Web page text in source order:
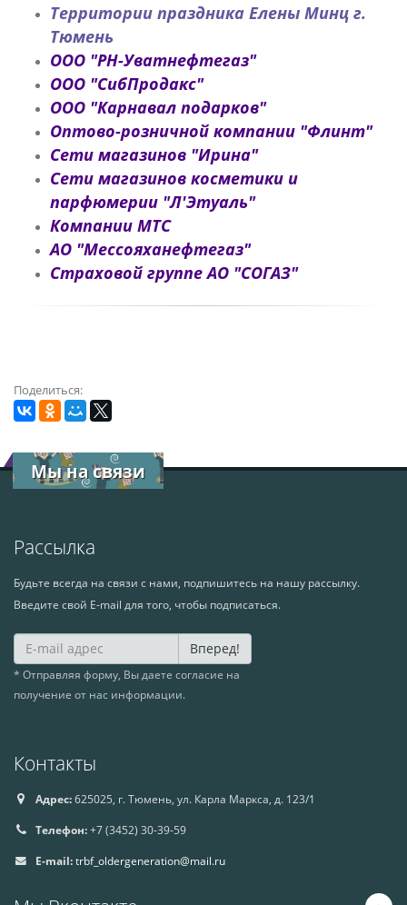
Территории праздника Елены Минц г.
Тюмень
ООО "РН-Уватнефтегаз"
ООО "СибПродакс"
ООО "Карнавал подарков"
Оптово-розничной компании "Флинт"
Сети магазинов "Ирина"
Сети магазинов косметики и
парфюмерии "Л'Этуаль"
Компании МТС
АО "Мессояханефтегаз"
Страховой группе АО "СОГАЗ"
Поделиться:
Мы на связи
Рассылка
Будьте всегда на связи с нами, подпишитесь на нашу рассылку.
Введите свой E-mail для того, чтобы подписаться.
Вперед!
* Отправляя форму, Вы даете согласие на
получение от нас информации.
Контакты
Адрес:625025, г. Тюмень, ул. Карла Маркса, д. 123/1
Телефон:+7 (3452) 30-39-59
E-mail:trbf_oldergeneration@mail.ru